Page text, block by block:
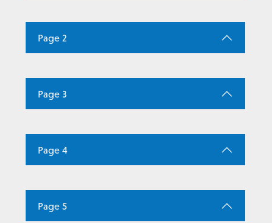
Page 2
Page 3
Page 4
Page 5